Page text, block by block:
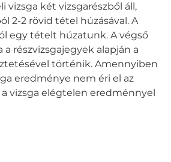
vizsga két vizsgarészből áll,
2-2 rövid tétel húzásával. A
egy tételt húzatunk. A végső
részvizsgajegyek alapján a
történik. Amennyiben
eredménye nem éri el az
vizsga elégtelen eredménnyel